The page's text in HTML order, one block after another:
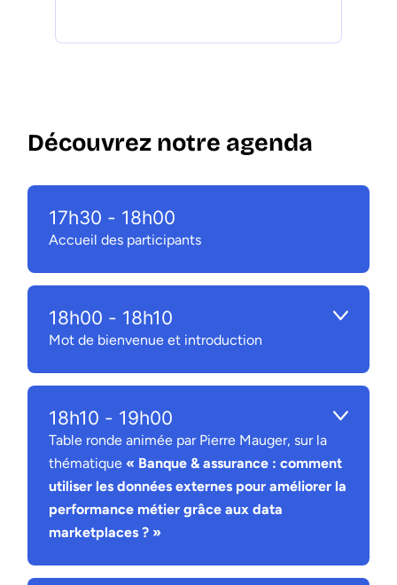
Découvrez notre agenda
17h30 - 18h00
Accueil des participants
18h00 - 18h10
Mot de bienvenue et introduction
18h10 - 19h00
Table ronde animée par Pierre Mauger, sur la
thématique « Banque & assurance : comment
utiliser les données externes pour améliorer la
performance métier grâce aux data
marketplaces ? »